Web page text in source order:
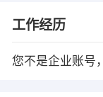
工作经历
您不是企业账号